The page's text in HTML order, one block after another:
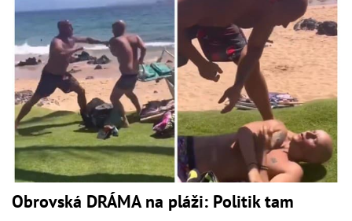
Obrovská DRÁMA na pláži: Politik tam